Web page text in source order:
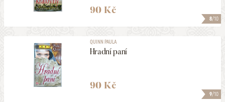
8/10
90 Kč
9/10
QUINN PAULA
Hradní paní
90 Kč